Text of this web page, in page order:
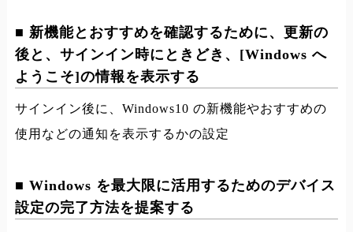
■ 新機能とおすすめを確認するために、更新の
後と、サインイン時にときどき、[Windows へ
ようこそ]の情報を表示する
サインイン後に、Windows10 の新機能やおすすめの
使用などの通知を表示するかの設定
■ Windows を最大限に活用するためのデバイス
設定の完了方法を提案する